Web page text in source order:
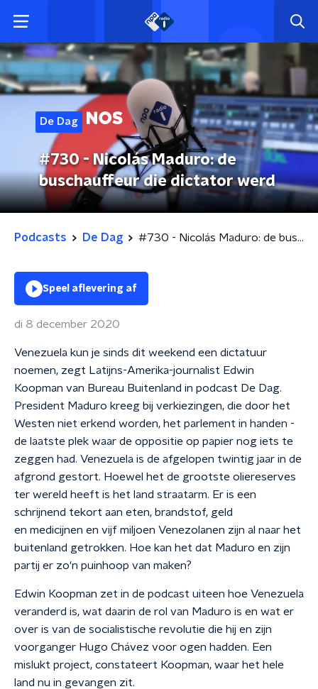
De Dag
#730 - Nicolás Maduro: de
buschauffeur die dictator werd
Podcasts De Dag #730 - Nicolás Maduro: de buschauffeur die dictator werd
Speel aflevering af
di 8 december 2020
Venezuela kun je sinds dit weekend een dictatuur
noemen, zegt Latijns-Amerika-journalist Edwin
Koopman van Bureau Buitenland in podcast De Dag.
President Maduro kreeg bij verkiezingen, die door het
Westen niet erkend worden, het parlement in handen -
de laatste plek waar de oppositie op papier nog iets te
zeggen had. Venezuela is de afgelopen twintig jaar in de
afgrond gestort. Hoewel het de grootste oliereserves
ter wereld heeft is het land straatarm. Er is een
schrijnend tekort aan eten, brandstof, geld
en medicijnen en vijf miljoen Venezolanen zijn al naar het
buitenland getrokken. Hoe kan het dat Maduro en zijn
partij er zo'n puinhoop van maken?
Edwin Koopman zet in de podcast uiteen hoe Venezuela
veranderd is, wat daarin de rol van Maduro is en wat er
over is van de socialistische revolutie die hij en zijn
voorganger Hugo Chávez voor ogen hadden. Een
mislukt project, constateert Koopman, waar het hele
land nu in gevangen zit.